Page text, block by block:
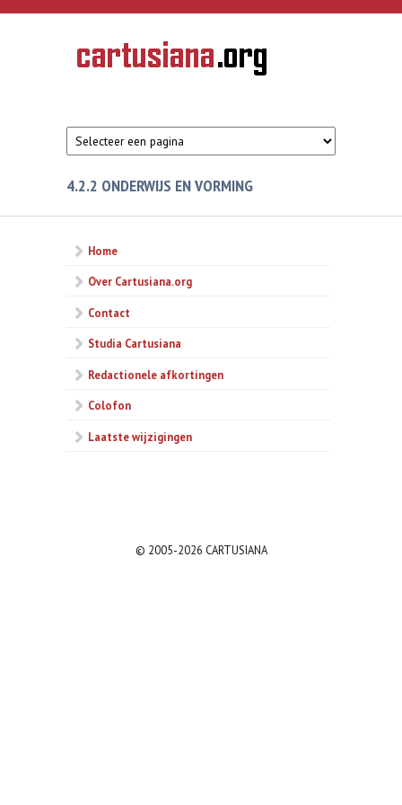
Overslaan en naar de inhoud gaan
CARTUSIANA
Geschiedenis
van de
4.2.2 ONDERWIJS EN VORMING
Home
Over Cartusiana.org
Contact
Studia Cartusiana
Redactionele afkortingen
Colofon
Laatste wijzigingen
© 2005-2026 CARTUSIANA